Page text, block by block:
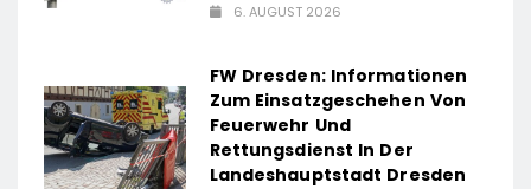
6. AUGUST 2026
FW Dresden: Informationen
Zum Einsatzgeschehen Von
Feuerwehr Und
Rettungsdienst In Der
Landeshauptstadt Dresden